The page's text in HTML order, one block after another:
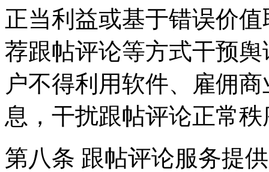
正当利益或基于错误价
荐跟帖评论等方式干预
户不得利用软件、雇佣
息，干扰跟帖评论正常
第八条 跟帖评论服务提